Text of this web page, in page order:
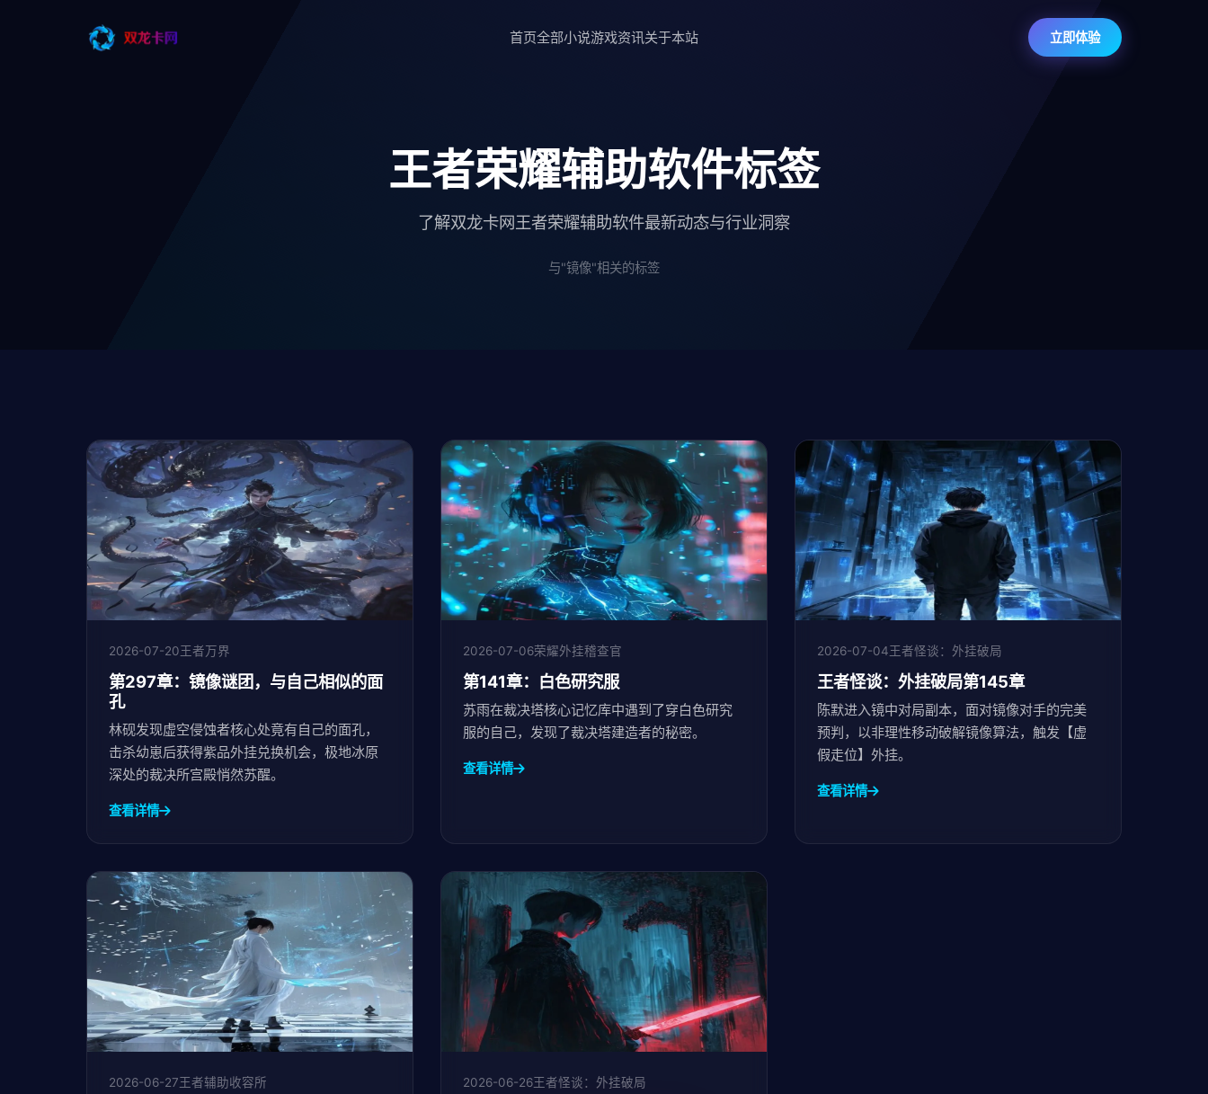
首页全部小说游戏资讯关于本站 立即体验
王者荣耀辅助软件标签
了解双龙卡网王者荣耀辅助软件最新动态与行业洞察
与"镜像"相关的标签
2026-07-20王者万界
第297章：镜像谜团，与自己相似的面
孔
林砚发现虚空侵蚀者核心处竟有自己的面孔，
击杀幼崽后获得紫品外挂兑换机会，极地冰原
深处的裁决所宫殿悄然苏醒。
查看详情
2026-07-06荣耀外挂稽查官
第141章：白色研究服
苏雨在裁决塔核心记忆库中遇到了穿白色研究
服的自己，发现了裁决塔建造者的秘密。
查看详情
2026-07-04王者怪谈：外挂破局
王者怪谈：外挂破局第145章
陈默进入镜中对局副本，面对镜像对手的完美
预判，以非理性移动破解镜像算法，触发【虚
假走位】外挂。
查看详情
2026-06-27王者辅助收容所 2026-06-26王者怪谈：外挂破局